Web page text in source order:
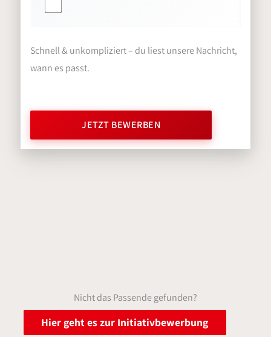
Schnell & unkompliziert – du liest unsere Nachricht,
wann es passt.
JETZT BEWERBEN
Nicht das Passende gefunden?
Hier geht es zur Initiativbewerbung